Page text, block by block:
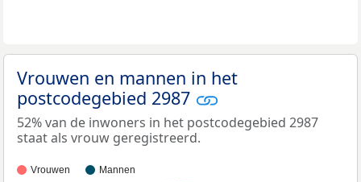
Vrouwen en mannen in het
postcodegebied 2987
52% van de inwoners in het postcodegebied 2987
staat als vrouw geregistreerd.
Vrouwen Mannen